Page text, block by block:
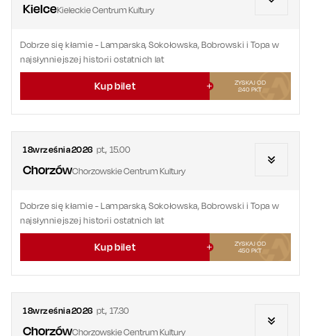
KielceKieleckie Centrum Kultury
Dobrze się kłamie - Lamparska, Sokołowska, Bobrowski i Topa w
najsłynniejszej historii ostatnich lat
Kup bilet
ZYSKAJ OD
240 PKT
18września2026 pt., 15.00
ChorzówChorzowskie Centrum Kultury
Dobrze się kłamie - Lamparska, Sokołowska, Bobrowski i Topa w
najsłynniejszej historii ostatnich lat
Kup bilet
ZYSKAJ OD
450 PKT
18września2026 pt., 17.30
ChorzówChorzowskie Centrum Kultury